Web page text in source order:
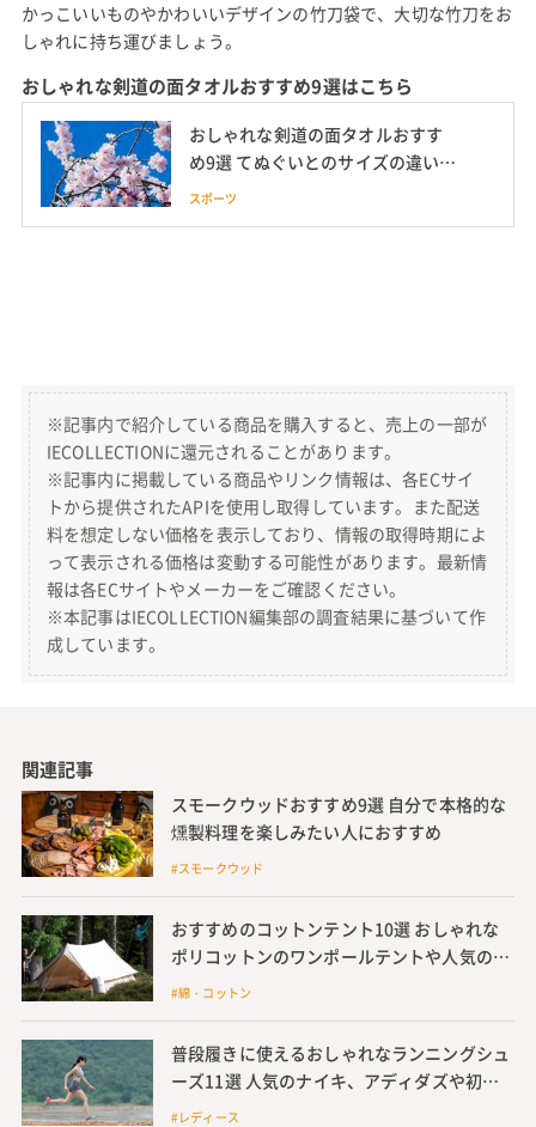
かっこいいものやかわいいデザインの竹刀袋で、大切な竹刀をお
しゃれに持ち運びましょう。
おしゃれな剣道の面タオルおすすめ9選はこちら
おしゃれな剣道の面タオルおすす
め9選 てぬぐいとのサイズの違いも
解説
スポーツ
※記事内で紹介している商品を購入すると、売上の一部が
IECOLLECTIONに還元されることがあります。
※記事内に掲載している商品やリンク情報は、各ECサイ
トから提供されたAPIを使用し取得しています。また配送
料を想定しない価格を表示しており、情報の取得時期によ
って表示される価格は変動する可能性があります。最新情
報は各ECサイトやメーカーをご確認ください。
※本記事はIECOLLECTION編集部の調査結果に基づいて作
成しています。
関連記事
スモークウッドおすすめ9選 自分で本格的な
燻製料理を楽しみたい人におすすめ
#スモークウッド
おすすめのコットンテント10選 おしゃれな
ポリコットンのワンポールテントや人気のノ
ルディスクなどを紹介
#綿・コットン
普段履きに使えるおしゃれなランニングシュ
ーズ11選 人気のナイキ、アディダズや初心
者におすすめの安いレディース向けシューズ
#レディース